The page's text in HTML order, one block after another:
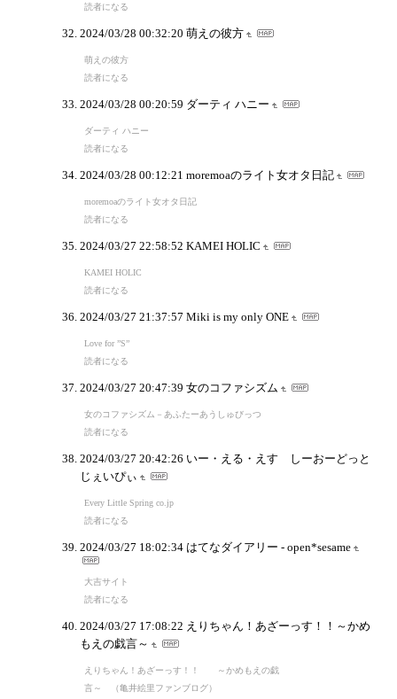
読者になる
2024/03/28 00:32:20 萌えの彼方
萌えの彼方
読者になる
2024/03/28 00:20:59 ダーティ ハニー
ダーティ ハニー
読者になる
2024/03/28 00:12:21 moremoaのライト女オタ日記
moremoaのライト女オタ日記
読者になる
2024/03/27 22:58:52 KAMEI HOLIC
KAMEI HOLIC
読者になる
2024/03/27 21:37:57 Miki is my only ONE
Love for ”S”
読者になる
2024/03/27 20:47:39 女のコファシズム
女のコファシズム－あふたーあうしゅびっつ
読者になる
2024/03/27 20:42:26 いー・える・えす しーおーどっと
じぇいぴぃ
Every Little Spring co.jp
読者になる
2024/03/27 18:02:34 はてなダイアリー - open*sesame
大吉サイト
読者になる
2024/03/27 17:08:22 えりちゃん！あざーっす！！～かめ
もえの戯言～
えりちゃん！あざーっす！！ ～かめもえの戯
言～ （亀井絵里ファンブログ）